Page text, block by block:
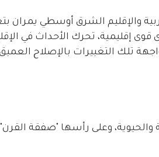
والإقليم الشرق أوسطي يمران
إقليمية، تحرك الأحداث في
تلك التغييرات بالإصلاح
وعلى رأسها "صفقة القرن"